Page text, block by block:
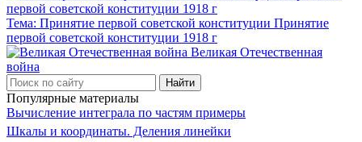
Тема: Принятие первой советской конституции Принятие
первой советской конституции 1918 г
Великая Отечественная
война
Популярные материалы
Вычисление интеграла по частям примеры
Шкалы и координаты. Деления линейки